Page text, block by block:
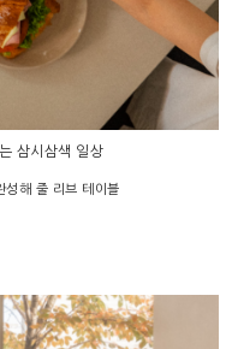
삼시삼색 일상
성해 줄 리브 테이블